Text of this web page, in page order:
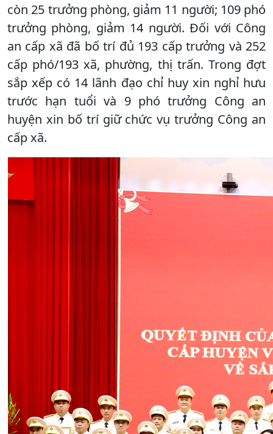
còn 25 trưởng phòng, giảm 11 người; 109 phó
trưởng phòng, giảm 14 người. Đối với Công
an cấp xã đã bố trí đủ 193 cấp trưởng và 252
cấp phó/193 xã, phường, thị trấn. Trong đợt
sắp xếp có 14 lãnh đạo chỉ huy xin nghỉ hưu
trước hạn tuổi và 9 phó trưởng Công an
huyện xin bố trí giữ chức vụ trưởng Công an
cấp xã.